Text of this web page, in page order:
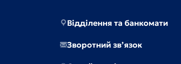
Відділення та банкомати
Зворотний зв’язок